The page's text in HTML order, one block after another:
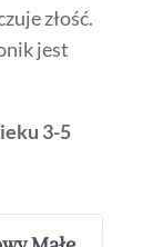
złość.
jest
3-5